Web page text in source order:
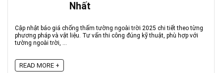
Nhất
Cập nhật báo giá chống thấm tường ngoài trời 2025 chi tiết theo từng
phương pháp và vật liệu. Tư vấn thi công đúng kỹ thuật, phù hợp với
tường ngoài trời, ...
READ MORE +